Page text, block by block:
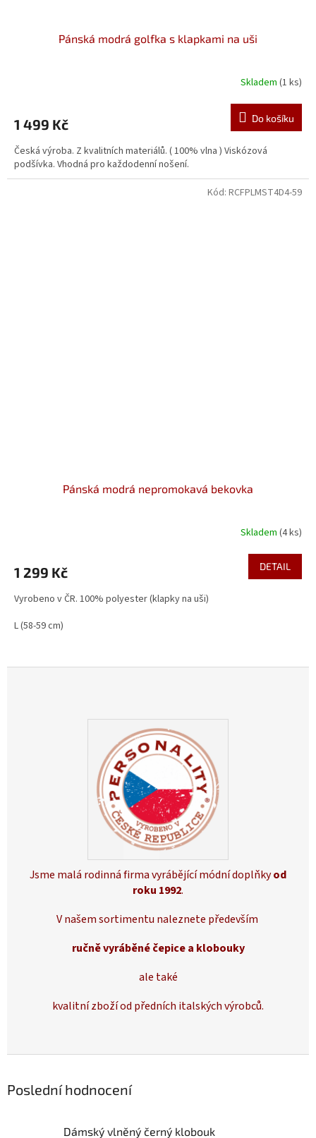
Pánská modrá golfka s klapkami na uši
Skladem (1 ks)
1 499 Kč Do košíku
Česká výroba. Z kvalitních materiálů. ( 100% vlna ) Viskózová
podšívka. Vhodná pro každodenní nošení.
Pánská modrá nepromokavá bekovka
Skladem (4 ks)
1 299 Kč DETAIL
Vyrobeno v ČR. 100% polyester (klapky na uši)
L (58-59 cm)
Kód: RCFPLMST4D4-59
Jsme malá rodinná firma vyrábějící módní doplňkyod
roku 1992.
V našem sortimentu naleznete především
ručně vyráběné čepice a klobouky
ale také
kvalitní zboží od předních italských výrobců.
Poslední hodnocení
Dámský vlněný černý klobouk